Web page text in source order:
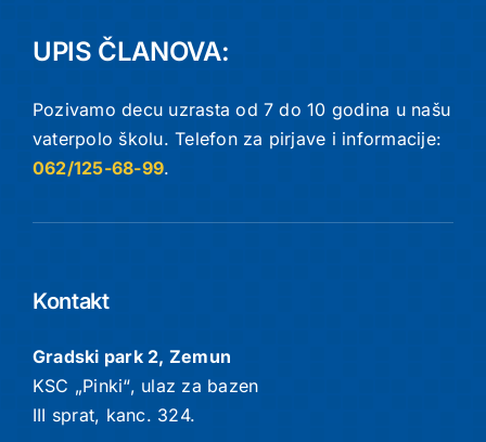
UPIS ČLANOVA:
Pozivamo decu uzrasta od 7 do 10 godina u našu
vaterpolo školu. Telefon za pirjave i informacije:
062/125-68-99.
Kontakt
Gradski park 2, Zemun
KSC „Pinki“, ulaz za bazen
III sprat, kanc. 324.